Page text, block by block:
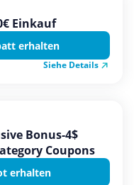
Einkauf
erhalten
Siehe Details
Bonus-4$
Coupons
erhalten